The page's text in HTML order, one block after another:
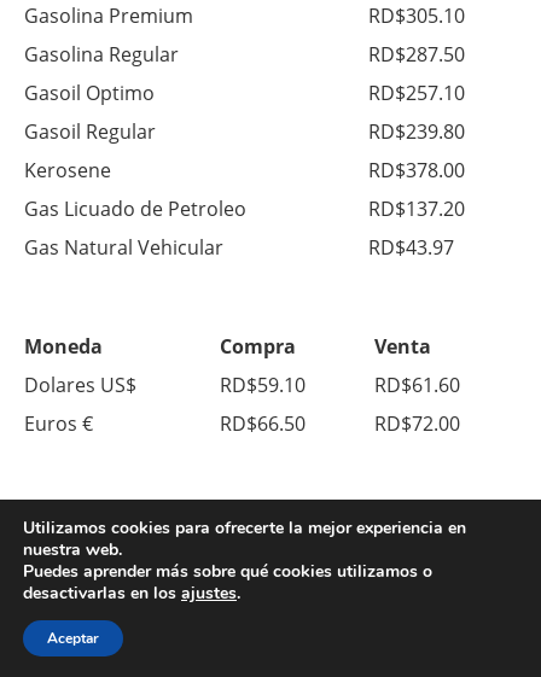
Gasolina Premium
RD$305.10
Gasolina Regular
RD$287.50
Gasoil Optimo
RD$257.10
Gasoil Regular
RD$239.80
Kerosene
RD$378.00
Gas Licuado de Petroleo
RD$137.20
Gas Natural Vehicular
RD$43.97
Moneda Compra
Venta
Dolares US$
RD$59.10
RD$61.60
Euros €
RD$66.50 RD$72.00
© Copyright 2026. All Right Reserved.
Sobre Nosotros
Política de Privacidad
Utilizamos cookies para ofrecerte la mejor experiencia en
nuestra web.
Puedes aprender más sobre qué cookies utilizamos o
desactivarlas en los ajustes.
Aceptar